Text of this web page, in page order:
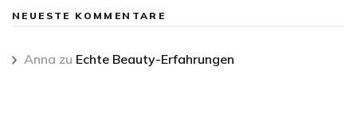
NEUESTE KOMMENTARE
Anna zu Echte Beauty-Erfahrungen